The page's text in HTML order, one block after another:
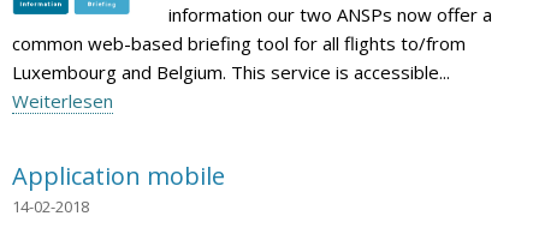
information our two ANSPs now offer a
common web-based briefing tool for all flights to/from
Luxembourg and Belgium. This service is accessible...
Weiterlesen
Application mobile
14-02-2018